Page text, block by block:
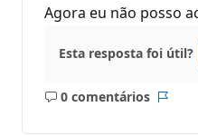
Agora eu não posso
Esta resposta foi útil?
0 comentários
Sem